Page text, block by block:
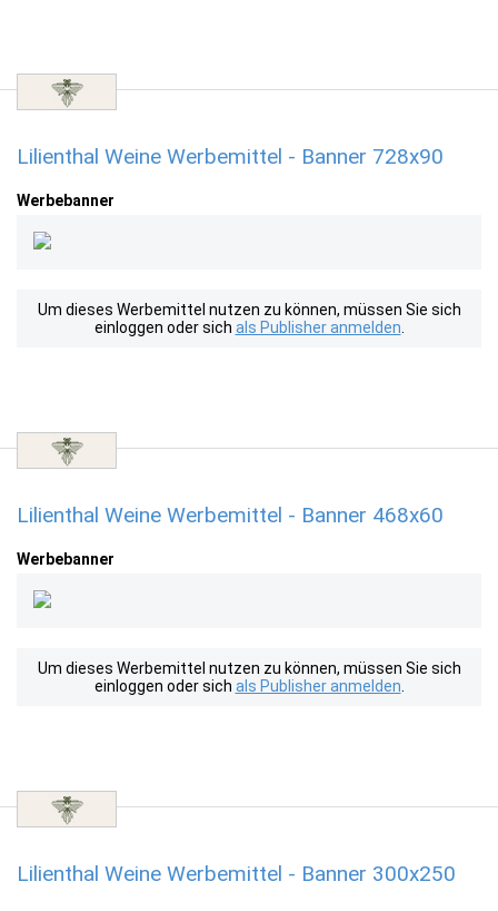
Lilienthal Weine Werbemittel - Banner 728x90
Werbebanner
Um dieses Werbemittel nutzen zu können, müssen Sie sich
einloggen oder sich als Publisher anmelden
Lilienthal Weine Werbemittel - Banner 468x60
Werbebanner
Um dieses Werbemittel nutzen zu können, müssen Sie sich
einloggen oder sich als Publisher anmelden
Lilienthal Weine Werbemittel - Banner 300x250